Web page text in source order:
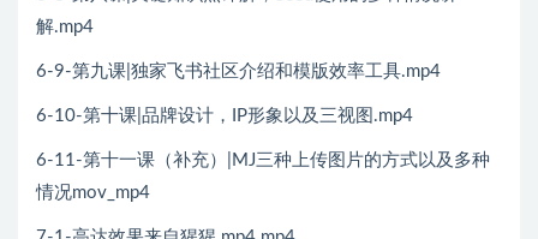
解.mp4
6-9-第九课|独家飞书社区介绍和模版效率工具.mp4
6-10-第十课|品牌设计，IP形象以及三视图.mp4
6-11-第十一课（补充）|MJ三种上传图片的方式以及多种
情况mov_mp4